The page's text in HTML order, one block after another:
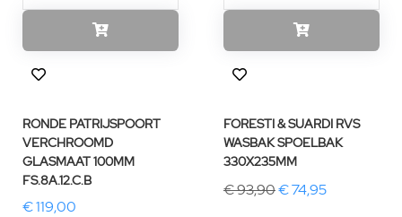
RONDE PATRIJSPOORT
VERCHROOMD
GLASMAAT 100MM
FS.8A.12.C.B
€ 119,00
FORESTI & SUARDI RVS
WASBAK SPOELBAK
330X235MM
€ 93,90€ 74,95